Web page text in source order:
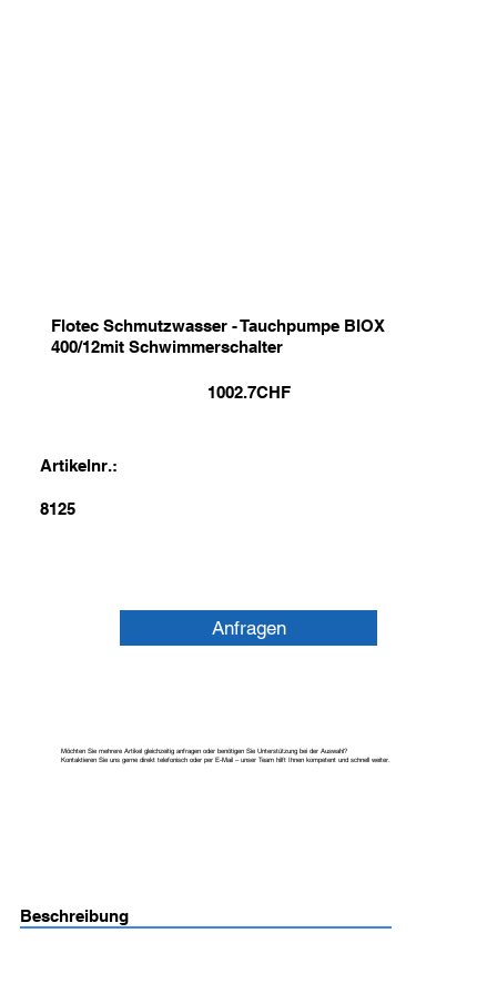
Flotec Schmutzwasser - Tauchpumpe BIOX
400/12mit Schwimmerschalter
1002.7CHF
Artikelnr.:
8125
Anfragen
Möchten Sie mehrere Artikel gleichzeitig anfragen oder benötigen Sie Unterstützung bei der Auswahl?
Kontaktieren Sie uns gerne direkt telefonisch oder per E-Mail – unser Team hilft Ihnen kompetent und schnell weiter.
Beschreibung